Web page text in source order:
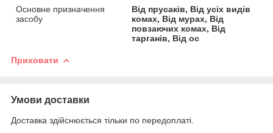
Основне призначення
засобу
Від прусаків, Від усіх видів
комах, Від мурах, Від
повзаючих комах, Від
тарганів, Від ос
Приховати
Умови доставки
Доставка здійснюється тільки по передоплаті.